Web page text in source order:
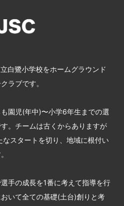
白鷺小学校をホームグラウンド
ラブです。
園児(年中)〜小学6年生までの選
。チームは古くからありますが
スタートを切り、地域に根付い
手の成長を1番に考えて指導を行
いて全ての基礎(土台)創りと考